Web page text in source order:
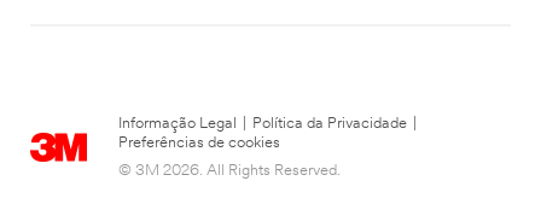
Informação Legal Política da Privacidade
Preferências de cookies
© 3M 2026. All Rights Reserved.